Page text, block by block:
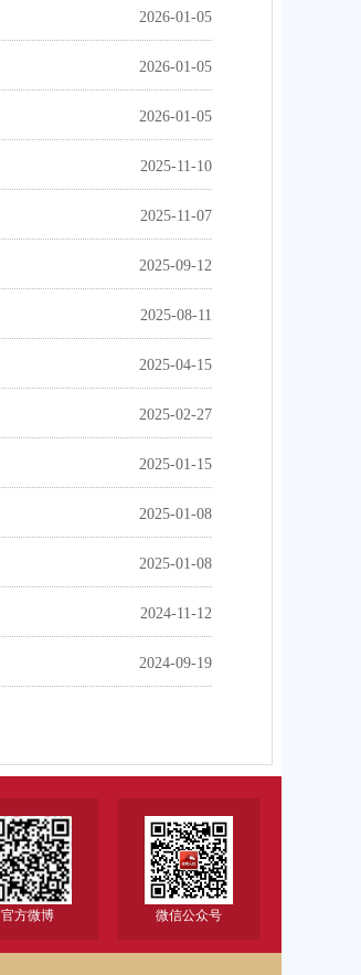
2026-01-05
2026-01-05
2026-01-05
2025-11-10
2025-11-07
2025-09-12
2025-08-11
2025-04-15
2025-02-27
2025-01-15
2025-01-08
2025-01-08
2024-11-12
2024-09-19
微信公众号
官方微博